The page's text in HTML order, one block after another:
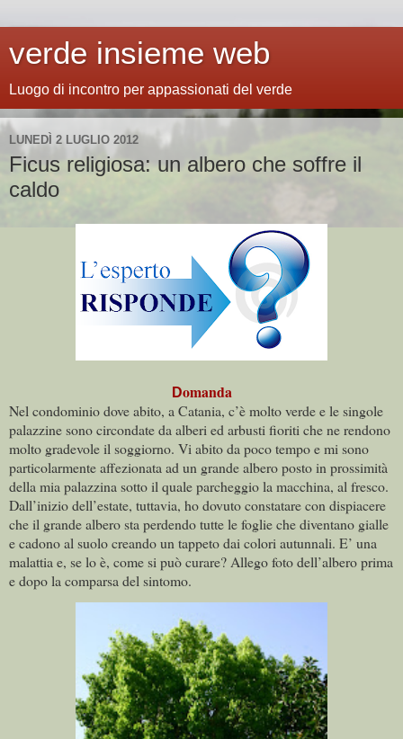
verde insieme web
Luogo di incontro per appassionati del verde
LUNEDÌ 2 LUGLIO 2012
Ficus religiosa: un albero che soffre il
caldo
Domanda
Nel condominio dove abito, a Catania, c’è molto verde e le singole
palazzine sono circondate da alberi ed arbusti fioriti che ne rendono
molto gradevole il soggiorno. Vi abito da poco tempo e mi sono
particolarmente affezionata ad un grande albero posto in prossimità
della mia palazzina sotto il quale parcheggio la macchina, al fresco.
Dall’inizio dell’estate, tuttavia, ho dovuto constatare con dispiacere
che il grande albero sta perdendo tutte le foglie che diventano gialle
e cadono al suolo creando un tappeto dai colori autunnali. E’ una
malattia e, se lo è, come si può curare? Allego foto dell’albero prima
e dopo la comparsa del sintomo.